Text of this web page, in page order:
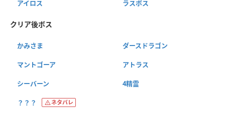
アイロス ラスボス
クリア後ボス
かみさま ダースドラゴン
マントゴーア アトラス
シーバーン 4精霊
？？？ ネタバレ